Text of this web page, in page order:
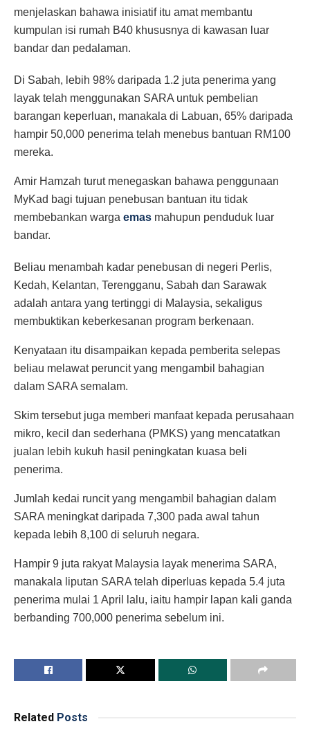
menjelaskan bahawa inisiatif itu amat membantu
kumpulan isi rumah B40 khususnya di kawasan luar
bandar dan pedalaman.
Di Sabah, lebih 98% daripada 1.2 juta penerima yang
layak telah menggunakan SARA untuk pembelian
barangan keperluan, manakala di Labuan, 65% daripada
hampir 50,000 penerima telah menebus bantuan RM100
mereka.
Amir Hamzah turut menegaskan bahawa penggunaan
MyKad bagi tujuan penebusan bantuan itu tidak
membebankan warga emas mahupun penduduk luar
bandar.
Beliau menambah kadar penebusan di negeri Perlis,
Kedah, Kelantan, Terengganu, Sabah dan Sarawak
adalah antara yang tertinggi di Malaysia, sekaligus
membuktikan keberkesanan program berkenaan.
Kenyataan itu disampaikan kepada pemberita selepas
beliau melawat peruncit yang mengambil bahagian
dalam SARA semalam.
Skim tersebut juga memberi manfaat kepada perusahaan
mikro, kecil dan sederhana (PMKS) yang mencatatkan
jualan lebih kukuh hasil peningkatan kuasa beli
penerima.
Jumlah kedai runcit yang mengambil bahagian dalam
SARA meningkat daripada 7,300 pada awal tahun
kepada lebih 8,100 di seluruh negara.
Hampir 9 juta rakyat Malaysia layak menerima SARA,
manakala liputan SARA telah diperluas kepada 5.4 juta
penerima mulai 1 April lalu, iaitu hampir lapan kali ganda
berbanding 700,000 penerima sebelum ini.
Related Posts